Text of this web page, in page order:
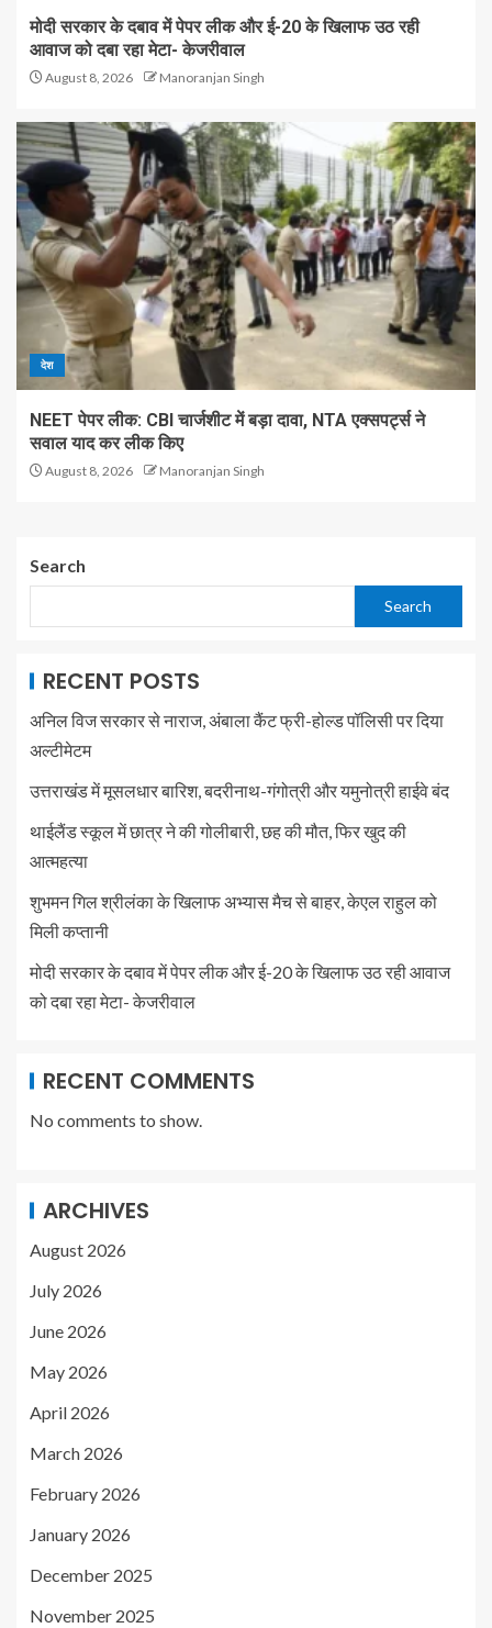
मोदी सरकार के दबाव में पेपर लीक और ई-20 के खिलाफ उठ रही
आवाज को दबा रहा मेटा- केजरीवाल
August 8, 2026 Manoranjan Singh
देश
NEET पेपर लीक: CBI चार्जशीट में बड़ा दावा, NTA एक्सपर्ट्स ने
सवाल याद कर लीक किए
August 8, 2026 Manoranjan Singh
Search
Search
RECENT POSTS
अनिल विज सरकार से नाराज, अंबाला कैंट फ्री-होल्ड पॉलिसी पर दिया
अल्टीमेटम
उत्तराखंड में मूसलधार बारिश, बदरीनाथ-गंगोत्री और यमुनोत्री हाईवे बंद
थाईलैंड स्कूल में छात्र ने की गोलीबारी, छह की मौत, फिर खुद की
आत्महत्या
शुभमन गिल श्रीलंका के खिलाफ अभ्यास मैच से बाहर, केएल राहुल को
मिली कप्तानी
मोदी सरकार के दबाव में पेपर लीक और ई-20 के खिलाफ उठ रही आवाज
को दबा रहा मेटा- केजरीवाल
RECENT COMMENTS
No comments to show.
ARCHIVES
August 2026
July 2026
June 2026
May 2026
April 2026
March 2026
February 2026
January 2026
December 2025
November 2025